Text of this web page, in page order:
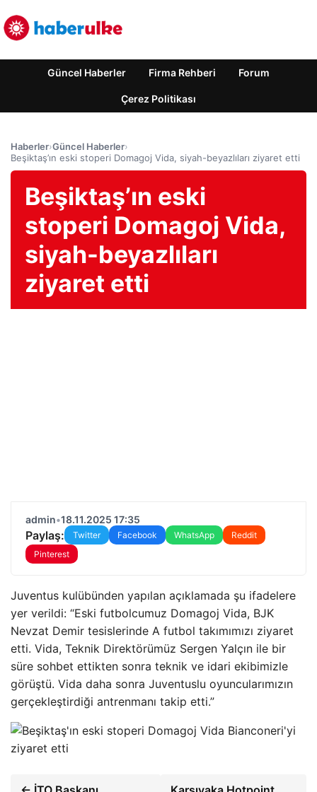
Güncel Haberler Firma Rehberi Forum
Çerez Politikası
Haberler›Güncel Haberler›
Beşiktaş’ın eski stoperi Domagoj Vida, siyah-beyazlıları ziyaret etti
Beşiktaş’ın eski
stoperi Domagoj Vida,
siyah-beyazlıları
ziyaret etti
admin•18.11.2025 17:35
Paylaş: Twitter Facebook WhatsApp
Reddit
Pinterest
Juventus kulübünden yapılan açıklamada şu ifadelere
yer verildi: “Eski futbolcumuz Domagoj Vida, BJK
Nevzat Demir tesislerinde A futbol takımımızı ziyaret
etti. Vida, Teknik Direktörümüz Sergen Yalçın ile bir
süre sohbet ettikten sonra teknik ve idari ekibimizle
görüştü. Vida daha sonra Juventuslu oyuncularımızın
gerçekleştirdiği antrenmanı takip etti.”